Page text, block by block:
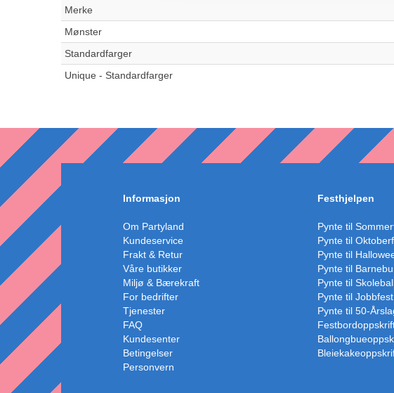
Merke
Mønster
Standardfarger
Unique - Standardfarger
Informasjon
Om Partyland
Kundeservice
Frakt & Retur
Våre butikker
Miljø & Bærekraft
For bedrifter
Tjenester
FAQ
Kundesenter
Betingelser
Personvern
Festhjelpen
Pynte til
Pynte til
Pynte til
Pynte til
Pynte til
Pynte til Jobbfest
Pynte til 50-